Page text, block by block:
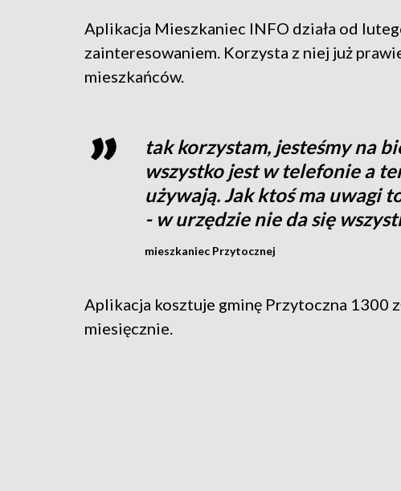
Aplikacja Mieszkaniec INFO działa od
zainteresowaniem. Korzysta z niej już
mieszkańców.
tak korzystam, jesteśmy na
wszystko jest w telefonie a
używają. Jak ktoś ma uwagi
- w urzędzie nie da się
mieszkaniec Przytocznej
Aplikacja kosztuje gminę Przytoczna 1300
miesięcznie.